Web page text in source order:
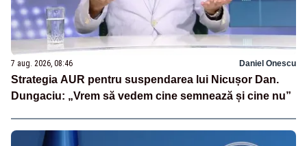
7 aug. 2026, 08:46 Daniel Onescu
Strategia AUR pentru suspendarea lui Nicușor Dan.
Dungaciu: „Vrem să vedem cine semnează și cine nu”